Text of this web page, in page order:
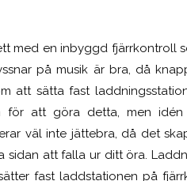
med en inbyggd fjärrkontroll
på musik är bra, då
att sätta fast
för att göra detta, men
väl inte jättebra, då det
att falla ur ditt öra.
fast laddstationen på